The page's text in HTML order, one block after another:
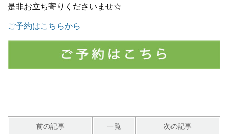
是非お立ち寄りくださいませ☆
ご予約はこちらから
前の記事 一覧 次の記事